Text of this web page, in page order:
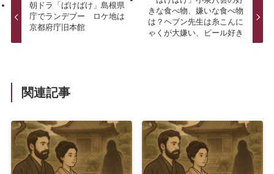
朝ドラ「ばけばけ」島根県
庁でランデブー ロケ地は
京都府庁旧本館
きな食べ物、嫌いな食べ物
は？ヘブン先生は糸こんに
ゃくが大嫌い、ビール好き
関連記事